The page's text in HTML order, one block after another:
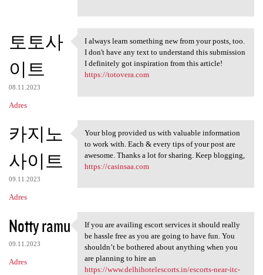
토토사
이트
08.11.2023
Adres
I always learn something new
I always learn something new from your posts, too.
I don't have any text to understand this submission
I definitely got inspiration from this article!
https://totovera.com
카지노
사이트
09.11.2023
Adres
Your blog provided us with
Your blog provided us with valuable information
to work with. Each & every tips of your post are
awesome. Thanks a lot for sharing. Keep blogging,
https://casinsaa.com
Notty ramu
09.11.2023
Adres
If you are availing escort
If you are availing escort services it should really
be hassle free as you are going to have fun. You
shouldn’t be bothered about anything when you
are planning to hire an
https://www.delhihotelescorts.in/escorts-near-itc-